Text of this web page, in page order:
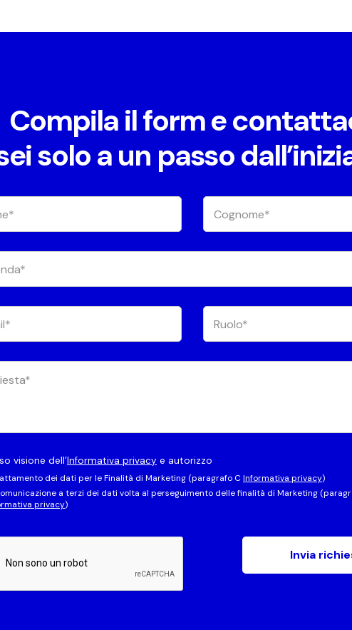
Compila il form e
solo a un passo
visione dell’Informativa privacy e autorizzo
dei dati per le Finalità di Marketing (paragrafo CInformativa privacy)
a terzi dei dati volta al perseguimento delle finalità di Marketing
privacy)